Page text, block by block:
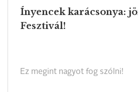
Ínyencek karácsonya:
Fesztivál!
Ez megint nagyot fog szólni!